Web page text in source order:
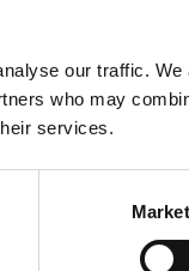
our traffic. We
who may
services.